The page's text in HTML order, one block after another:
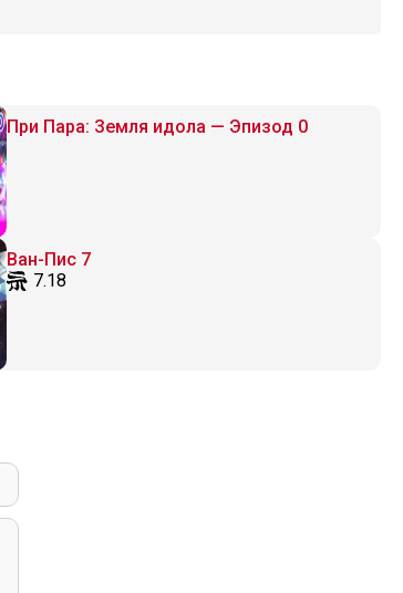
При Пара: Земля идола — Эпизод 0
Ван-Пис 7
7.18